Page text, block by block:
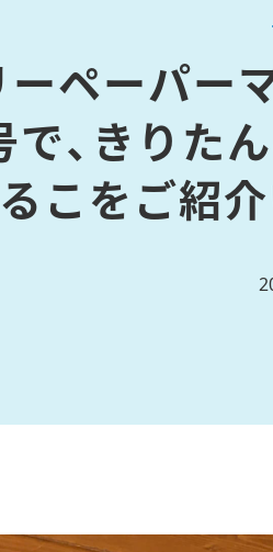
ーペーパー
で、きりた
るこをご紹